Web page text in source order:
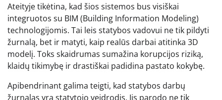
Ateityje tikėtina, kad šios sistemos bus visiškai
integruotos su BIM (Building Information Modeling)
technologijomis. Tai leis statybos vadovui ne tik pildyti
žurnalą, bet ir matyti, kaip realūs darbai atitinka 3D
modelį. Toks skaidrumas sumažina korupcijos riziką,
klaidų tikimybę ir drastiškai padidina pastato kokybę.
Apibendrinant galima teigti, kad statybos darbų
žurnalas yra statytojo veidrodis. Jis parodo ne tik